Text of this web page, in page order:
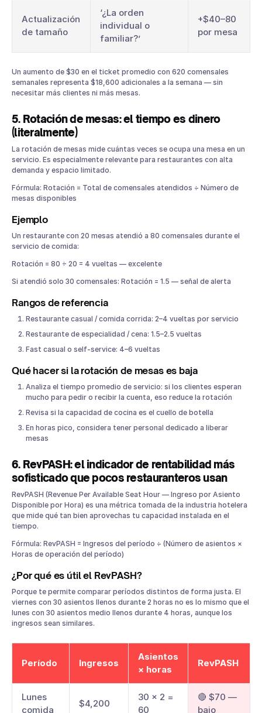
Actualización
de tamaño
‘¿La orden
individual o
familiar?’
+$40–80
por mesa
Un aumento de $30 en el ticket promedio con 620 comensales
semanales representa $18,600 adicionales a la semana — sin
necesitar más clientes ni más mesas.
5. Rotación de mesas: el tiempo es dinero
(literalmente)
La rotación de mesas mide cuántas veces se ocupa una mesa en un
servicio. Es especialmente relevante para restaurantes con alta
demanda y espacio limitado.
Fórmula: Rotación = Total de comensales atendidos ÷ Número de
mesas disponibles
Ejemplo
Un restaurante con 20 mesas atendió a 80 comensales durante el
servicio de comida:
Rotación = 80 ÷ 20 = 4 vueltas — excelente
Si atendió solo 30 comensales: Rotación = 1.5 — señal de alerta
Rangos de referencia
Restaurante casual / comida corrida: 2–4 vueltas por servicio
Restaurante de especialidad / cena: 1.5–2.5 vueltas
Fast casual o self-service: 4–6 vueltas
Qué hacer si la rotación de mesas es baja
Analiza el tiempo promedio de servicio: si los clientes esperan
mucho para pedir o recibir la cuenta, eso reduce la rotación
Revisa si la capacidad de cocina es el cuello de botella
En horas pico, considera tener personal dedicado a liberar
mesas
6. RevPASH: el indicador de rentabilidad más
sofisticado que pocos restauranteros usan
RevPASH (Revenue Per Available Seat Hour — Ingreso por Asiento
Disponible por Hora) es una métrica tomada de la industria hotelera
que mide qué tan bien aprovechas tu capacidad instalada en el
tiempo.
Fórmula: RevPASH = Ingresos del período ÷ (Número de asientos ×
Horas de operación del período)
¿Por qué es útil el RevPASH?
Porque te permite comparar períodos distintos de forma justa. El
viernes con 30 asientos llenos durante 2 horas no es lo mismo que el
lunes con 30 asientos medio llenos durante 4 horas, aunque los
ingresos sean similares.
Período Ingresos
Asientos
× horas
RevPASH
Lunes
comida
$4,200
30 × 2 =
60
🔴 $70 —
bajo